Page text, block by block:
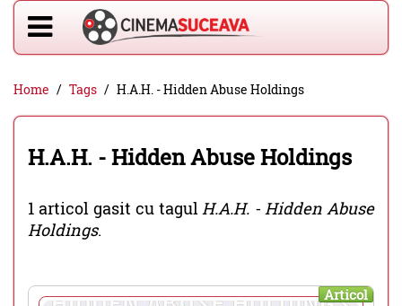
Home Tags H.A.H. - Hidden Abuse Holdings
H.A.H. - Hidden Abuse Holdings
1 articol gasit cu tagulH.A.H. - Hidden Abuse
Holdings.
Articol